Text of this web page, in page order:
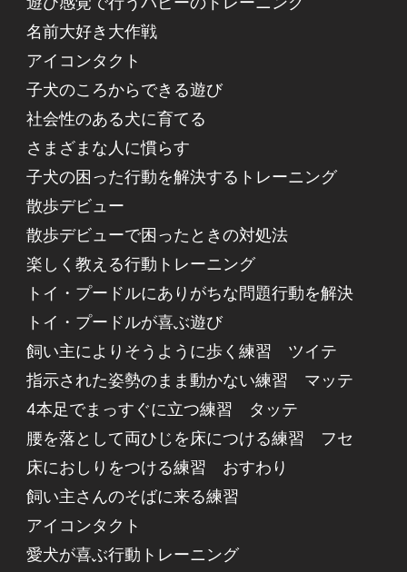
名前大好き大作戦
アイコンタクト
子犬のころからできる遊び
社会性のある犬に育てる
さまざまな人に慣らす
子犬の困った行動を解決するトレーニング
散歩デビュー
散歩デビューで困ったときの対処法
楽しく教える行動トレーニング
トイ・プードルにありがちな問題行動を解決
トイ・プードルが喜ぶ遊び
飼い主によりそうように歩く練習 ツイテ
指示された姿勢のまま動かない練習 マッテ
4本足でまっすぐに立つ練習 タッテ
腰を落として両ひじを床につける練習 フセ
床におしりをつける練習 おすわり
飼い主さんのそばに来る練習
アイコンタクト
愛犬が喜ぶ行動トレーニング